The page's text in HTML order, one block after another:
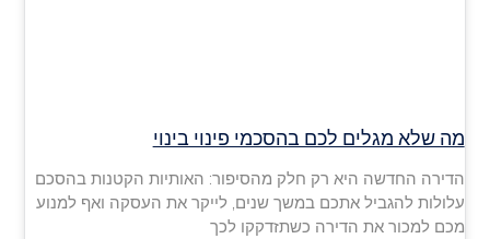
מה שלא מגלים לכם בהסכמי פינוי בינוי
הדירה החדשה היא רק חלק מהסיפור: האותיות הקטנות בהסכם
עלולות להגביל אתכם במשך שנים, לייקר את העסקה ואף למנוע
מכם למכור את הדירה כשתזדקקו לכך